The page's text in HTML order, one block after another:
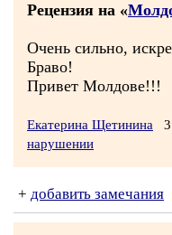
Рецензия на «
Очень сильно,
Браво!
Привет Молдове!!!
Екатерина Щетинина
нарушении
+ добавить замечания